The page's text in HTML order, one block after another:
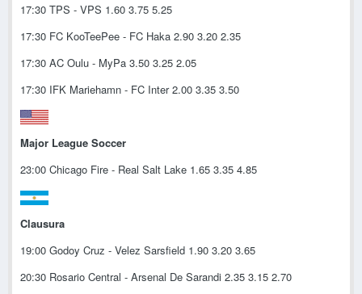
17:30 TPS - VPS 1.60 3.75 5.25
17:30 FC KooTeePee - FC Haka 2.90 3.20 2.35
17:30 AC Oulu - MyPa 3.50 3.25 2.05
17:30 IFK Mariehamn - FC Inter 2.00 3.35 3.50
Major League Soccer
23:00 Chicago Fire - Real Salt Lake 1.65 3.35 4.85
Clausura
19:00 Godoy Cruz - Velez Sarsfield 1.90 3.20 3.65
20:30 Rosario Central - Arsenal De Sarandi 2.35 3.15 2.70